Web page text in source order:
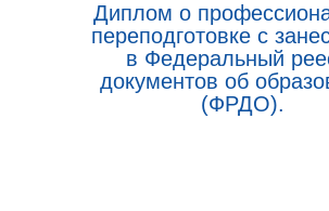
Диплом о
переподготовке с
в Федеральный
документов об
(ФРДО).